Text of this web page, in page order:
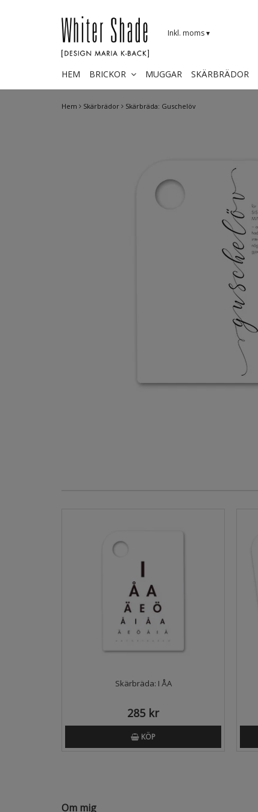
Hem Skärbrädor Skärbräda: Guschelöv
Skärbräda: I ÅA
285 kr
KÖP
Om mig
Inkl. moms▾
HEM BRICKOR MUGGAR SKÄRBRÄDOR